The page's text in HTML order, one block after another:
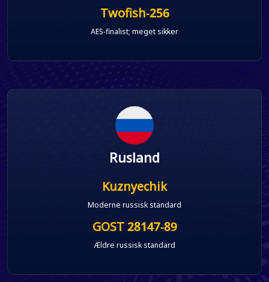
Twofish-256
AES-finalist; meget sikker
Rusland
Kuznyechik
Moderne russisk standard
GOST 28147-89
Ældre russisk standard